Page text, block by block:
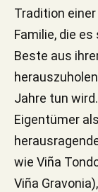
Tradition
Familie, die
Beste aus
Jahre tun
Eigentümer
wie Viña
Viña